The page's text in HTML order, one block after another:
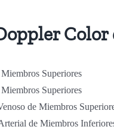
Color
Superiores
Superiores
de Miembros
de Miembros